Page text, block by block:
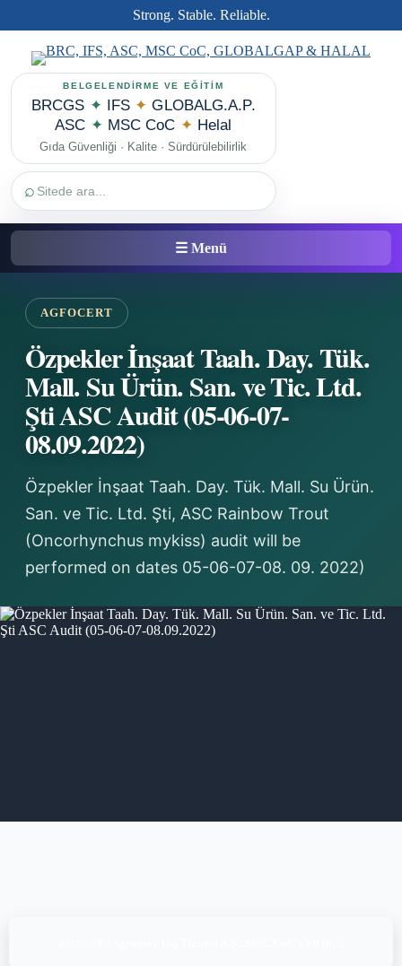
Strong. Stable. Reliable.
BELGELENDİRME VE EĞİTİM
BRCGS ✦ IFS ✦ GLOBALG.A.P.
ASC ✦ MSC CoC ✦ Helal
Gıda Güvenliği · Kalite · Sürdürülebilirlik
⌕
☰ Menü
AGFOCERT
Özpekler İnşaat Taah. Day. Tük.
Mall. Su Ürün. San. ve Tic. Ltd.
Şti ASC Audit (05-06-07-
08.09.2022)
Özpekler İnşaat Taah. Day. Tük. Mall. Su Ürün.
San. ve Tic. Ltd. Şti, ASC Rainbow Trout
(Oncorhynchus mykiss) audit will be
performed on dates 05-06-07-08. 09. 2022)